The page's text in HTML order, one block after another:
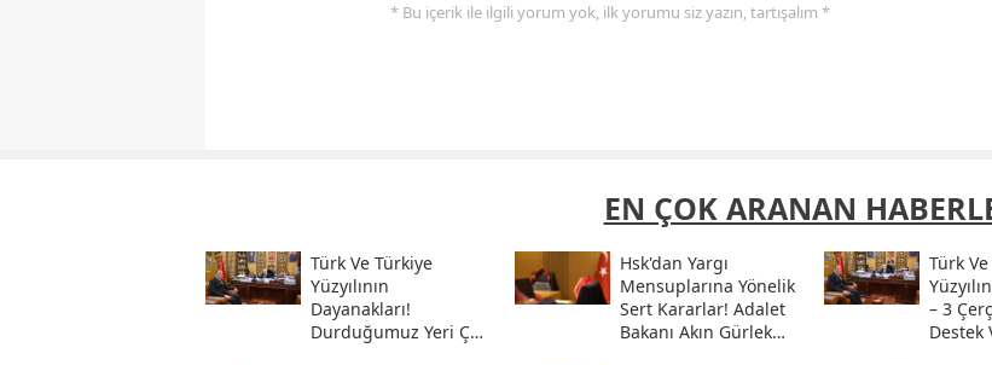
* Bu içerik ile ilgili yorum yok, ilk yorumu siz yazın, tartışalım *
EN ÇOK ARANAN
Türk Ve Türkiye
Yüzyılının
Dayanakları!
Durduğumuz Yeri Çok
Hsk'dan Yargı
Mensuplarına Yönelik
Sert Kararlar! Adalet
Bakanı Akın Gürlek
Türk
– 3
Destek